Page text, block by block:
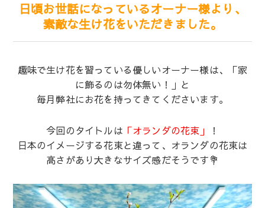
日頃お世話になっているオーナー様より、
素敵な生け花をいただきました。
趣味で生け花を習っている優しいオーナー様は、「家
に飾るのは勿体無い！」と
毎月弊社にお花を持ってきてくださいます。
今回のタイトルは 「オランダの花束」
！
日本のイメージする花束と違って、オランダの花束は
高さがあり大きなサイズ感だそうです💐